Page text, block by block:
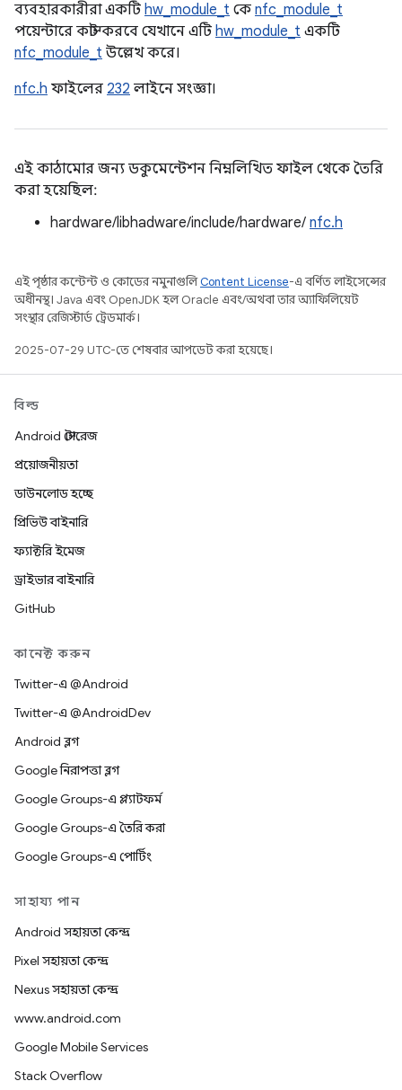
ব্যবহারকারীরা একটি hw_module_t কে nfc_module_t
পয়েন্টারে কাস্ট করবে যেখানে এটি hw_module_t একটি
nfc_module_t উল্লেখ করে।
nfc.h ফাইলের 232 লাইনে সংজ্ঞা।
এই কাঠামোর জন্য ডকুমেন্টেশন নিম্নলিখিত ফাইল থেকে তৈরি
করা হয়েছিল:
hardware/libhadware/include/hardware/ nfc.h
এই পৃষ্ঠার কন্টেন্ট ও কোডের নমুনাগুলিContent License-এ বর্ণিত লাইসেন্সের
অধীনস্থ। Java এবং OpenJDK হল Oracle এবং/অথবা তার অ্যাফিলিয়েট
সংস্থার রেজিস্টার্ড ট্রেডমার্ক।
2025-07-29 UTC-তে শেষবার আপডেট করা হয়েছে।
বিল্ড
Android স্টোরেজ
প্রয়োজনীয়তা
ডাউনলোড হচ্ছে
প্রিভিউ বাইনারি
ফ্যাক্টরি ইমেজ
ড্রাইভার বাইনারি
GitHub
কানেক্ট করুন
Twitter-এ @Android
Twitter-এ @AndroidDev
Android ব্লগ
Google নিরাপত্তা ব্লগ
Google Groups-এ প্ল্যাটফর্ম
Google Groups-এ তৈরি করা
Google Groups-এ পোর্টিং
সাহায্য পান
Android সহায়তা কেন্দ্র
Pixel সহায়তা কেন্দ্র
Nexus সহায়তা কেন্দ্র
www.android.com
Google Mobile Services
Stack Overflow